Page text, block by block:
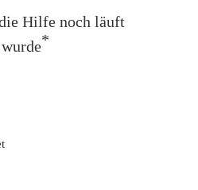
Hilfe noch läuft
*